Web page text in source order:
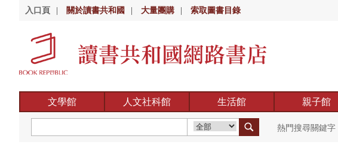
入口頁 關於讀書共和國 大量團購 索取圖書目錄
文學館 人文社科館 生活館 親子館
熱門搜尋關鍵字